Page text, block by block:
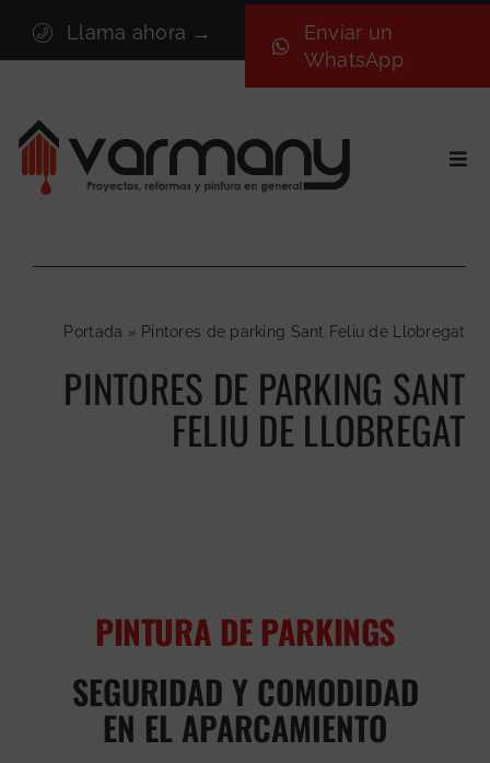
contenido
Llama ahora →
Enviar un
WhatsApp
Sectores
Proyectos
Nosotros
Portada » Pintores de parking Sant Feliu de Llobregat
PINTORES DE PARKING SANT
FELIU DE LLOBREGAT
PINTURA DE PARKINGS
SEGURIDAD Y COMODIDAD
EN EL APARCAMIENTO